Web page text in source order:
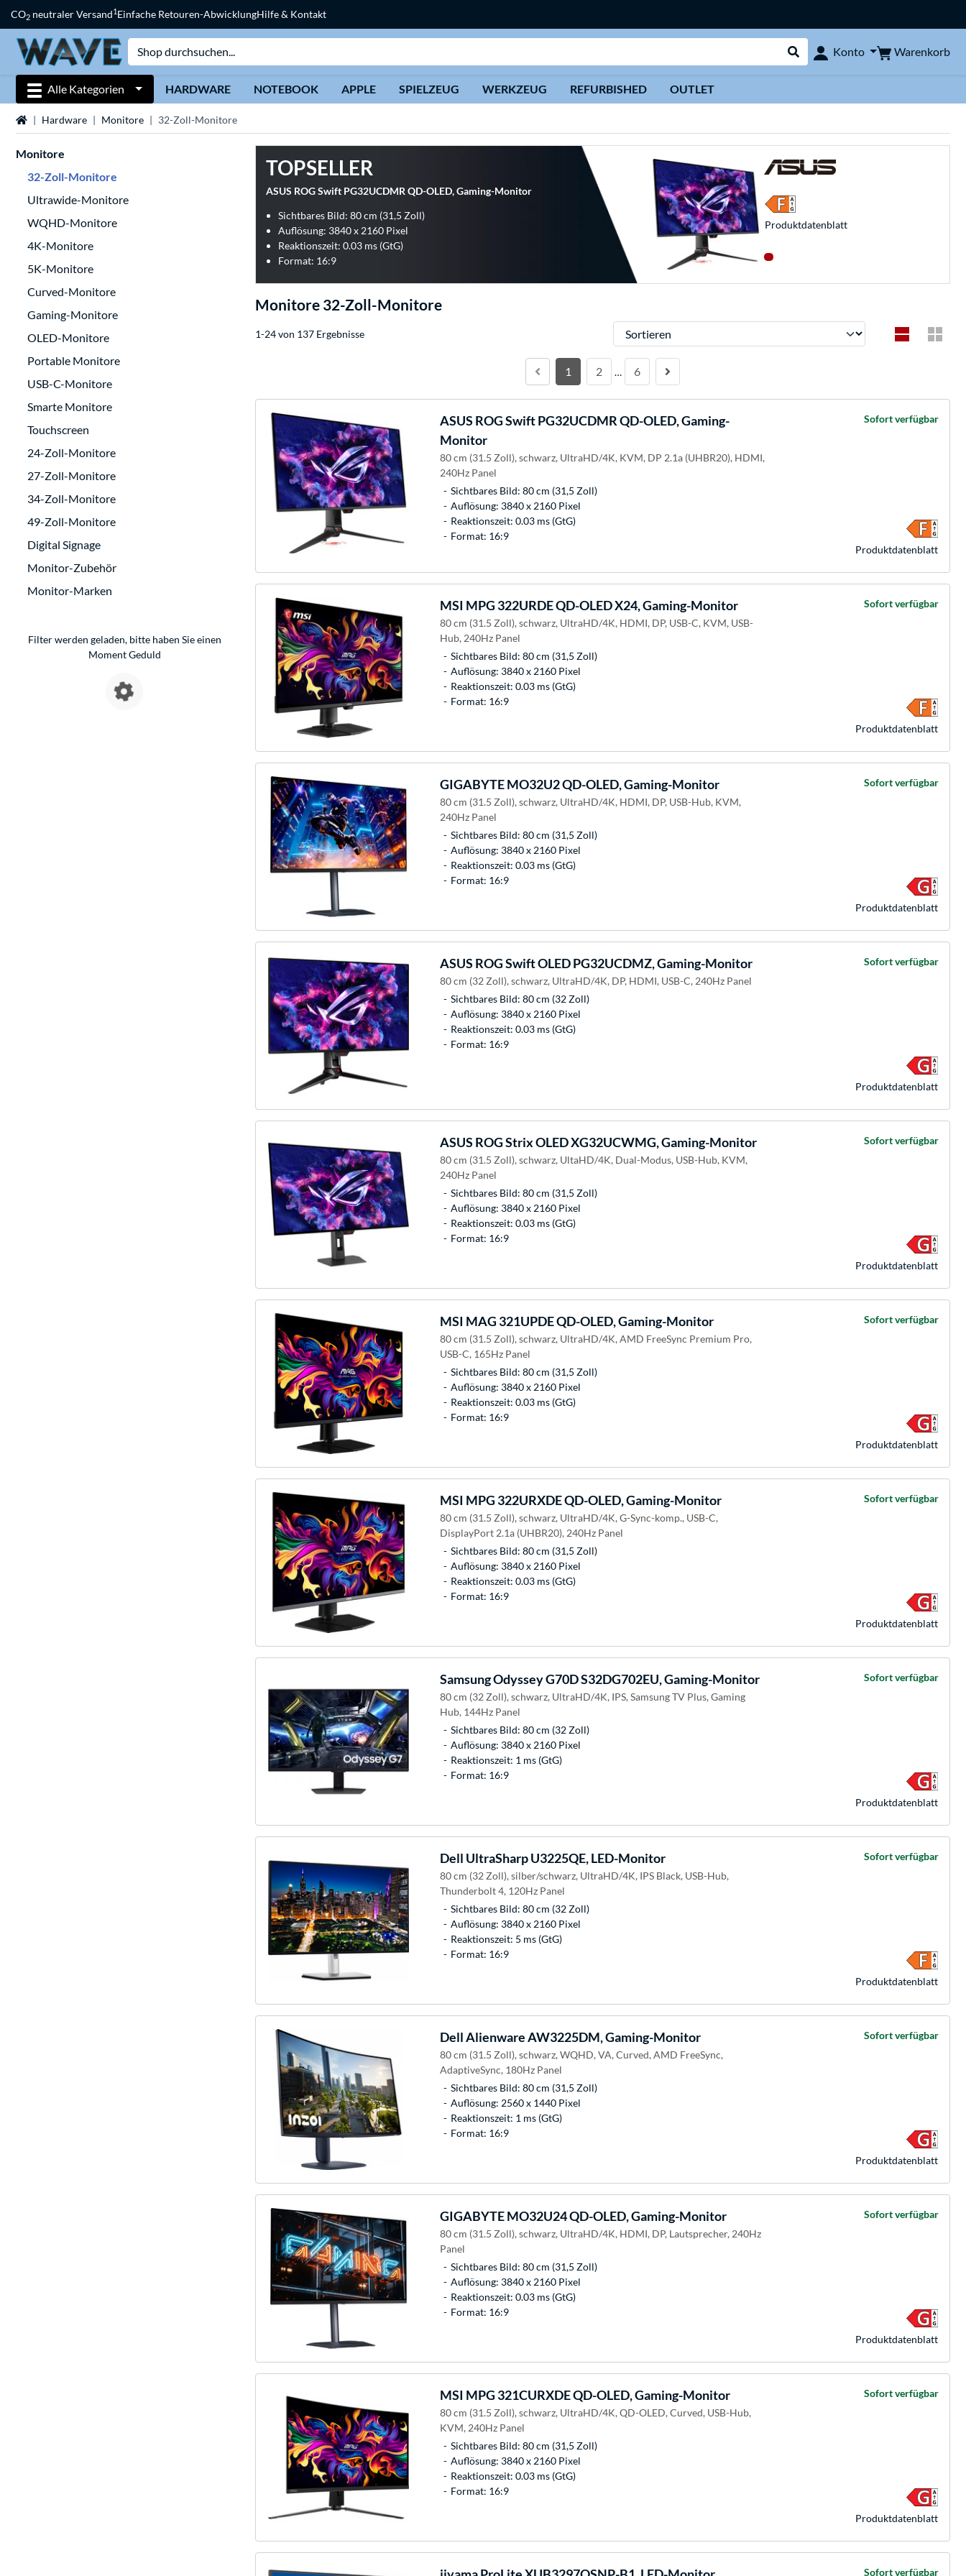
CO2 neutraler Versand1Einfache Retouren-AbwicklungHilfe & Kontakt
Suche durchführen
Konto Warenkorb
Alle Kategorien HARDWARE NOTEBOOK APPLE SPIELZEUG WERKZEUG REFURBISHED OUTLET
StartseiteHardware Monitore 32-Zoll-Monitore
Monitore
32-Zoll-Monitore
Ultrawide-Monitore
WQHD-Monitore
4K-Monitore
5K-Monitore
Curved-Monitore
Gaming-Monitore
OLED-Monitore
Portable Monitore
USB-C-Monitore
Smarte Monitore
Touchscreen
24-Zoll-Monitore
27-Zoll-Monitore
34-Zoll-Monitore
49-Zoll-Monitore
Digital Signage
Monitor-Zubehör
Monitor-Marken
Filter werden geladen, bitte haben Sie einen
Moment Geduld
TOPSELLER
ASUS ROG Swift PG32UCDMR QD-OLED, Gaming-Monitor
Sichtbares Bild: 80 cm (31,5 Zoll)
Auflösung: 3840 x 2160 Pixel
Reaktionszeit: 0.03 ms (GtG)
Format: 16:9
Produkt­datenblatt
Monitore 32-Zoll-Monitore
1-24 von 137 Ergebnisse Sortieren
1 2 … 6
ASUS ROG Swift PG32UCDMR QD-OLED, Gaming-
Monitor
80 cm (31.5 Zoll), schwarz, UltraHD/4K, KVM, DP 2.1a (UHBR20), HDMI,
240Hz Panel
Sichtbares Bild: 80 cm (31,5 Zoll)
Auflösung: 3840 x 2160 Pixel
Reaktionszeit: 0.03 ms (GtG)
Format: 16:9
Sofort verfügbar
Produkt­datenblatt
MSI MPG 322URDE QD-OLED X24, Gaming-Monitor
80 cm (31.5 Zoll), schwarz, UltraHD/4K, HDMI, DP, USB-C, KVM, USB-
Hub, 240Hz Panel
Sichtbares Bild: 80 cm (31,5 Zoll)
Auflösung: 3840 x 2160 Pixel
Reaktionszeit: 0.03 ms (GtG)
Format: 16:9
Sofort verfügbar
Produkt­datenblatt
GIGABYTEMO32U2 QD-OLED, Gaming-Monitor
80 cm (31.5 Zoll), schwarz, UltraHD/4K, HDMI, DP, USB-Hub, KVM,
240Hz Panel
Sichtbares Bild: 80 cm (31,5 Zoll)
Auflösung: 3840 x 2160 Pixel
Reaktionszeit: 0.03 ms (GtG)
Format: 16:9
Sofort verfügbar
Produkt­datenblatt
ASUS ROG Swift OLED PG32UCDMZ, Gaming-Monitor
80 cm (32 Zoll), schwarz, UltraHD/4K, DP, HDMI, USB-C, 240Hz Panel
Sichtbares Bild: 80 cm (32 Zoll)
Auflösung: 3840 x 2160 Pixel
Reaktionszeit: 0.03 ms (GtG)
Format: 16:9
Sofort verfügbar
Produkt­datenblatt
ASUS ROG Strix OLED XG32UCWMG, Gaming-Monitor
80 cm (31.5 Zoll), schwarz, UltaHD/4K, Dual-Modus, USB-Hub, KVM,
240Hz Panel
Sichtbares Bild: 80 cm (31,5 Zoll)
Auflösung: 3840 x 2160 Pixel
Reaktionszeit: 0.03 ms (GtG)
Format: 16:9
Sofort verfügbar
Produkt­datenblatt
MSI MAG 321UPDE QD-OLED, Gaming-Monitor
80 cm (31.5 Zoll), schwarz, UltraHD/4K, AMD FreeSync Premium Pro,
USB-C, 165Hz Panel
Sichtbares Bild: 80 cm (31,5 Zoll)
Auflösung: 3840 x 2160 Pixel
Reaktionszeit: 0.03 ms (GtG)
Format: 16:9
Sofort verfügbar
Produkt­datenblatt
MSI MPG 322URXDE QD-OLED, Gaming-Monitor
80 cm (31.5 Zoll), schwarz, UltraHD/4K, G-Sync-komp., USB-C,
DisplayPort 2.1a (UHBR20), 240Hz Panel
Sichtbares Bild: 80 cm (31,5 Zoll)
Auflösung: 3840 x 2160 Pixel
Reaktionszeit: 0.03 ms (GtG)
Format: 16:9
Sofort verfügbar
Produkt­datenblatt
SamsungOdyssey G70D S32DG702EU, Gaming-Monitor
80 cm (32 Zoll), schwarz, UltraHD/4K, IPS, Samsung TV Plus, Gaming
Hub, 144Hz Panel
Sichtbares Bild: 80 cm (32 Zoll)
Auflösung: 3840 x 2160 Pixel
Reaktionszeit: 1 ms (GtG)
Format: 16:9
Sofort verfügbar
Produkt­datenblatt
Dell UltraSharp U3225QE, LED-Monitor
80 cm (32 Zoll), silber/schwarz, UltraHD/4K, IPS Black, USB-Hub,
Thunderbolt 4, 120Hz Panel
Sichtbares Bild: 80 cm (32 Zoll)
Auflösung: 3840 x 2160 Pixel
Reaktionszeit: 5 ms (GtG)
Format: 16:9
Sofort verfügbar
Produkt­datenblatt
DellAlienware AW3225DM, Gaming-Monitor
80 cm (31.5 Zoll), schwarz, WQHD, VA, Curved, AMD FreeSync,
AdaptiveSync, 180Hz Panel
Sichtbares Bild: 80 cm (31,5 Zoll)
Auflösung: 2560 x 1440 Pixel
Reaktionszeit: 1 ms (GtG)
Format: 16:9
Sofort verfügbar
Produkt­datenblatt
GIGABYTEMO32U24 QD-OLED, Gaming-Monitor
80 cm (31.5 Zoll), schwarz, UltraHD/4K, HDMI, DP, Lautsprecher, 240Hz
Panel
Sichtbares Bild: 80 cm (31,5 Zoll)
Auflösung: 3840 x 2160 Pixel
Reaktionszeit: 0.03 ms (GtG)
Format: 16:9
Sofort verfügbar
Produkt­datenblatt
MSI MPG 321CURXDE QD-OLED, Gaming-Monitor
80 cm (31.5 Zoll), schwarz, UltraHD/4K, QD-OLED, Curved, USB-Hub,
KVM, 240Hz Panel
Sichtbares Bild: 80 cm (31,5 Zoll)
Auflösung: 3840 x 2160 Pixel
Reaktionszeit: 0.03 ms (GtG)
Format: 16:9
Sofort verfügbar
Produkt­datenblatt
Sofort verfügbar